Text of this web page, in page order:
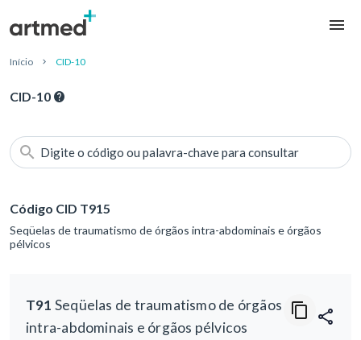
Início CID-10
CID-10
Digite o código ou palavra-chave para consultar
Código CID T915
Seqüelas de traumatismo de órgãos intra-abdominais e órgãos
pélvicos
T91 Seqüelas de traumatismo de órgãos
intra-abdominais e órgãos pélvicos